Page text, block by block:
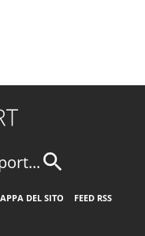
DEL SITO
FEED RSS